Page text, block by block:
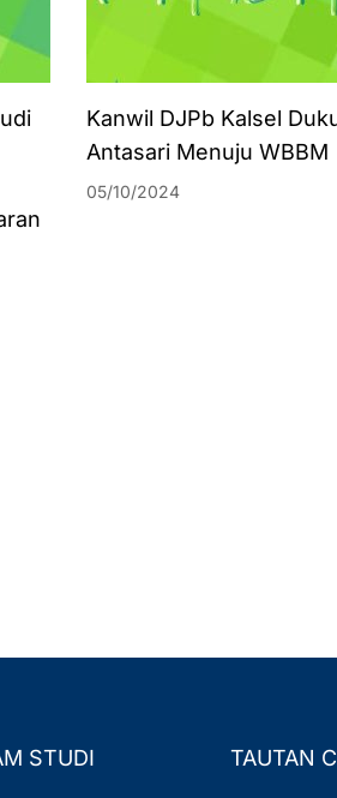
Kanwil DJPb Kalsel
Antasari Menuju WBBM
05/10/2024
STUDI TAUTAN